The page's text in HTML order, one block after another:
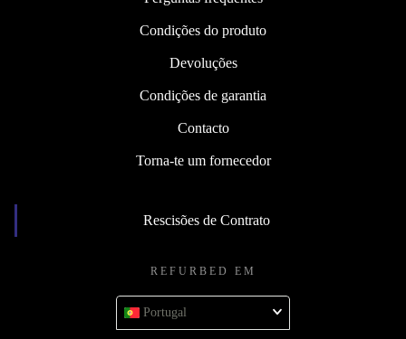
Condições do produto
Devoluções
Condições de garantia
Contacto
Torna-te um fornecedor
Rescisões de Contrato
REFURBED EM
Portugal